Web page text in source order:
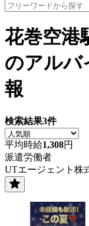
花巻空港
のアルバ
報
検索結果3件
平均時給1,308円
派遣労働者
UTエージェント株